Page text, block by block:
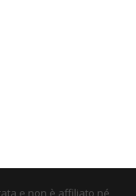
e non è affiliato né